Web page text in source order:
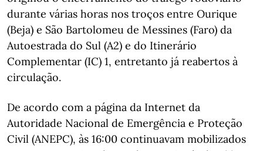
durante várias horas nos troços entre Ourique
(Beja) e São Bartolomeu de Messines (Faro) da
Autoestrada do Sul (A2) e do Itinerário
Complementar (IC) 1, entretanto já reabertos à
circulação.
De acordo com a página da Internet da
Autoridade Nacional de Emergência e Proteção
Civil (ANEPC), às 16:00 continuavam mobilizados